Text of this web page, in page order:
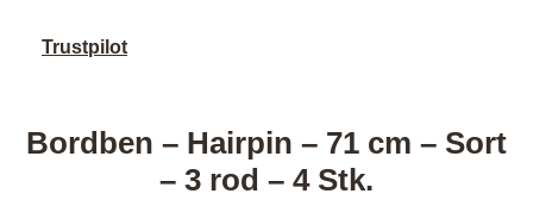
Trustpilot
Bordben – Hairpin – 71 cm – Sort
– 3 rod – 4 Stk.